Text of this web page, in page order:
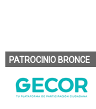
PATROCINIO BRONCE